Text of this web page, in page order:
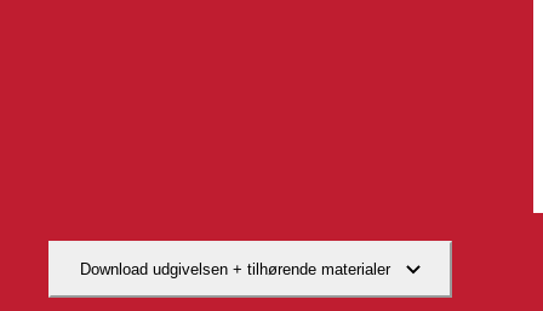
Download udgivelsen + tilhørende materialer